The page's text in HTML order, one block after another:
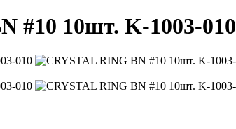
#10 10шт. K-1003-010